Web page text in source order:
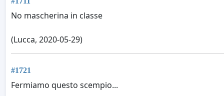
No mascherina in classe
(Lucca, 2020-05-29)
#1721
Fermiamo questo scempio...